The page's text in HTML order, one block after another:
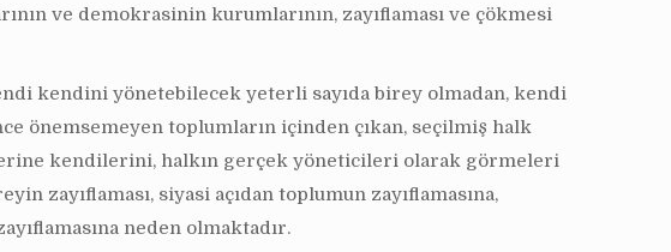
ve demokrasinin kurumlarının, zayıflaması ve çökmesi
kendini yönetebilecek yeterli sayıda birey olmadan, kendi
önemsemeyen toplumların içinden çıkan, seçilmiş halk
kendilerini, halkın gerçek yöneticileri olarak görmeleri
zayıflaması, siyasi açıdan toplumun zayıflamasına,
neden olmaktadır.